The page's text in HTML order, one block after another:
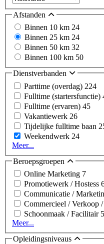
Afstanden
Binnen 10 km 24
Binnen 25 km 24
Binnen 50 km 32
Binnen 100 km 50
Dienstverbanden
Parttime (overdag) 224
Fulltime (startersfunctie)
Fulltime (ervaren) 45
Vakantiewerk 26
Tijdelijke fulltime baan
Weekendwerk 24
Meer...
Beroepsgroepen
Online Marketing 7
Promotiewerk / Hostess
Communicatie /
Commercieel / Verkoop
Schoonmaak / Facilitair 5
Meer...
Opleidingsniveaus